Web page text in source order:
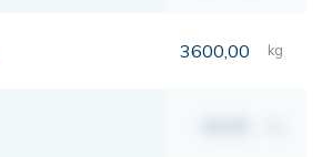
3600,00 kg